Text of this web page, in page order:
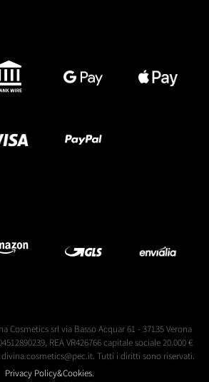
Cosmetics srl via Basso Acquar 61 - 37135 Verona
REA VR426766 capitale sociale 20.000 €
Tutti i diritti sono riservati.
Privacy Policy&Cookies.